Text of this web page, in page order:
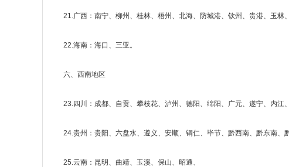
21.广西：南宁、柳州、桂林、梧州、北海、防城港、钦州、贵港、玉林
22.海南：海口、三亚。
六、西南地区
23.四川：成都、自贡、攀枝花、泸州、德阳、绵阳、广元、遂宁、内
24.贵州：贵阳、六盘水、遵义、安顺、铜仁、毕节、黔西南、黔东南、黔
25.云南：昆明、曲靖、玉溪、保山、昭通、